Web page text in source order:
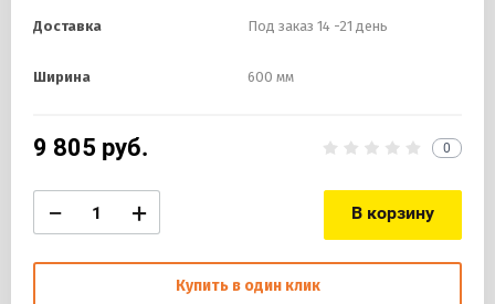
Доставка Под заказ 14 -21 день
Ширина 600 мм
9 805 руб. 0
− + В корзину
Купить в один клик